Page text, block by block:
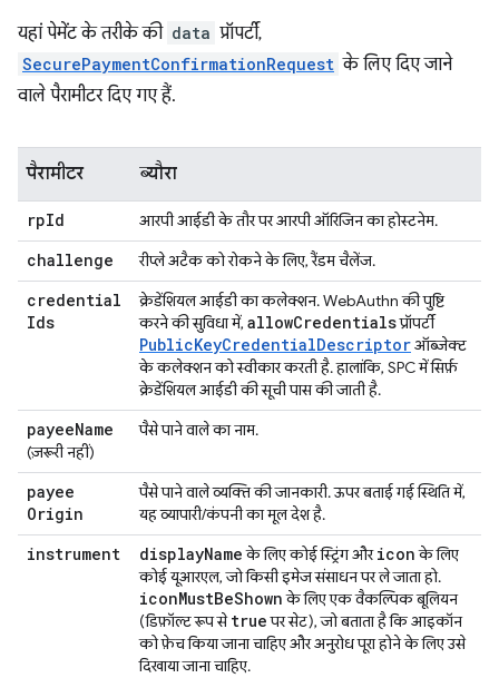
यहां पेमेंट के तरीके की data प्रॉपर्टी,
SecurePaymentConfirmationRequest के लिए दिए जाने
वाले पैरामीटर दिए गए हैं.
पैरामीटर ब्यौरा
rpId आरपी आईडी के तौर पर आरपी ऑरिजिन का होस्टनेम.
challenge रीप्ले अटैक को रोकने के लिए, रैंडम चैलेंज.
credential
Ids
क्रेडेंशियल आईडी का कलेक्शन. WebAuthn की पुष्टि
करने की सुविधा में, allowCredentialsप्रॉपर्टी
PublicKeyCredentialDescriptorऑब्जेक्ट
के कलेक्शन को स्वीकार करती है. हालांकि, SPC में सिर्फ़
क्रेडेंशियल आईडी की सूची पास की जाती है.
payeeName
(ज़रूरी नहीं)
पैसे पाने वाले का नाम.
payee
Origin
पैसे पाने वाले व्यक्ति की जानकारी. ऊपर बताई गई स्थिति में,
यह व्यापारी/कंपनी का मूल देश है.
instrument displayNameके लिए कोई स्ट्रिंग औरiconके लिए
कोई यूआरएल, जो किसी इमेज संसाधन पर ले जाता हो.
iconMustBeShownके लिए एक वैकल्पिक बूलियन
(डिफ़ॉल्ट रूप सेtrueपर सेट), जो बताता है कि आइकॉन
को फ़ेच किया जाना चाहिए और अनुरोध पूरा होने के लिए उसे
दिखाया जाना चाहिए.